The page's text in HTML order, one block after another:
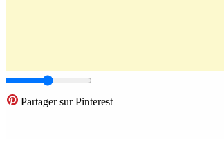
Partager sur Pinterest